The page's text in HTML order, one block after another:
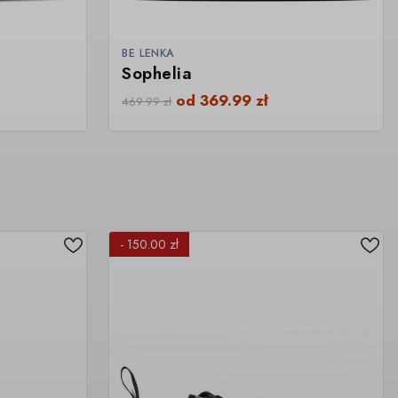
BE LENKA
Sophelia
469.99zł od369.99zł
- 150.00 zł